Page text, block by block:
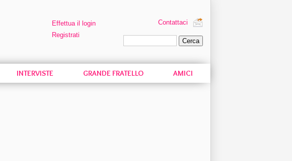
Effettua il login
Registrati
Contattaci
INTERVISTE GRANDE FRATELLO AMICI